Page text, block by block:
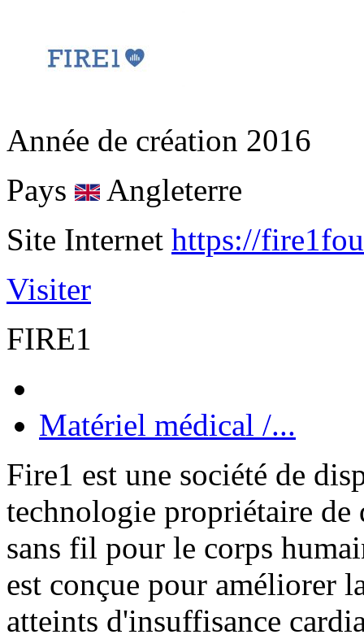
Année de création 2016
Pays
Angleterre
Site Internet https://
Visiter
FIRE1
Matériel médical /...
Fire1 est une société de
technologie propriétaire
sans fil pour le corps
est conçue pour améliorer
atteints d'insuffisance